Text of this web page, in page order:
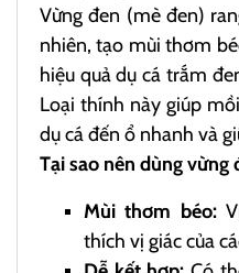
Vừng đen (mè đen)
nhiên, tạo mùi thơm
hiệu quả dụ cá trắm
Loại thính này giúp
dụ cá đến ổ nhanh và
Tại sao nên dùng vừng
Mùi thơm béo:
thích vị giác của